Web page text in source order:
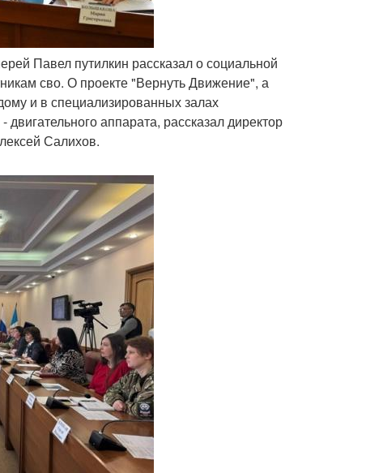
Павел путилкин рассказал о социальной
сво. О проекте "Вернуть Движение", а
и в специализированных залах
аппарата, рассказал директор
Салихов.